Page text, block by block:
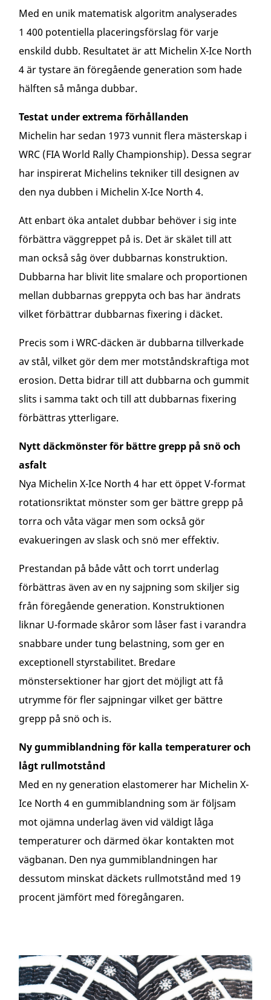
Med en unik matematisk algoritm analyserades
1 400 potentiella placeringsförslag för varje
enskild dubb. Resultatet är att Michelin X-Ice North
4 är tystare än föregående generation som hade
hälften så många dubbar.
Testat under extrema förhållanden
Michelin har sedan 1973 vunnit flera mästerskap i
WRC (FIA World Rally Championship). Dessa segrar
har inspirerat Michelins tekniker till designen av
den nya dubben i Michelin X-Ice North 4.
Att enbart öka antalet dubbar behöver i sig inte
förbättra väggreppet på is. Det är skälet till att
man också såg över dubbarnas konstruktion.
Dubbarna har blivit lite smalare och proportionen
mellan dubbarnas greppyta och bas har ändrats
vilket förbättrar dubbarnas fixering i däcket.
Precis som i WRC-däcken är dubbarna tillverkade
av stål, vilket gör dem mer motståndskraftiga mot
erosion. Detta bidrar till att dubbarna och gummit
slits i samma takt och till att dubbarnas fixering
förbättras ytterligare.
Nytt däckmönster för bättre grepp på snö och
asfalt
Nya Michelin X-Ice North 4 har ett öppet V-format
rotationsriktat mönster som ger bättre grepp på
torra och våta vägar men som också gör
evakueringen av slask och snö mer effektiv.
Prestandan på både vått och torrt underlag
förbättras även av en ny sajpning som skiljer sig
från föregående generation. Konstruktionen
liknar U-formade skåror som låser fast i varandra
snabbare under tung belastning, som ger en
exceptionell styrstabilitet. Bredare
mönstersektioner har gjort det möjligt att få
utrymme för fler sajpningar vilket ger bättre
grepp på snö och is.
Ny gummiblandning för kalla temperaturer och
lågt rullmotstånd
Med en ny generation elastomerer har Michelin X-
Ice North 4 en gummiblandning som är följsam
mot ojämna underlag även vid väldigt låga
temperaturer och därmed ökar kontakten mot
vägbanan. Den nya gummiblandningen har
dessutom minskat däckets rullmotstånd med 19
procent jämfört med föregångaren.